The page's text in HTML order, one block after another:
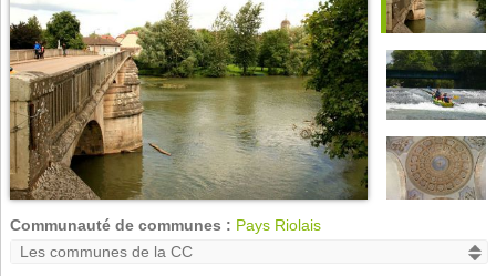
Communauté de communes : Pays Riolais